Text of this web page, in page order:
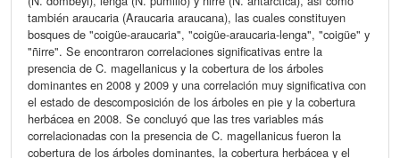
también araucaria (Araucaria araucana), las cuales constituyen
bosques de "coigüe-araucaria", "coigüe-araucaria-lenga", "coigüe" y
"ñirre". Se encontraron correlaciones significativas entre la
presencia de C. magellanicus y la cobertura de los árboles
dominantes en 2008 y 2009 y una correlación muy significativa con
el estado de descomposición de los árboles en pie y la cobertura
herbácea en 2008. Se concluyó que las tres variables más
correlacionadas con la presencia de C. magellanicus fueron la
cobertura de los árboles dominantes, la cobertura herbácea y el